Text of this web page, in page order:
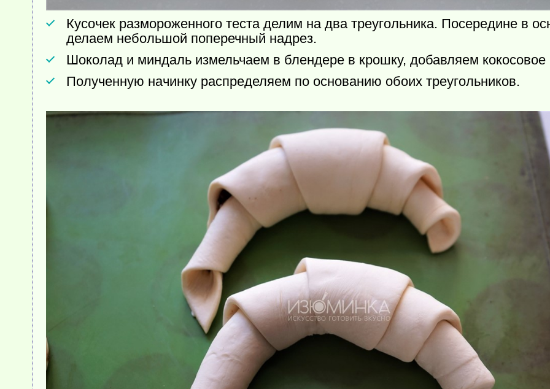
Кусочек размороженного теста делим на два треугольника. Посередине в
делаем небольшой поперечный надрез.
Шоколад и миндаль измельчаем в блендере в крошку, добавляем кокосовое
Полученную начинку распределяем по основанию обоих треугольников.